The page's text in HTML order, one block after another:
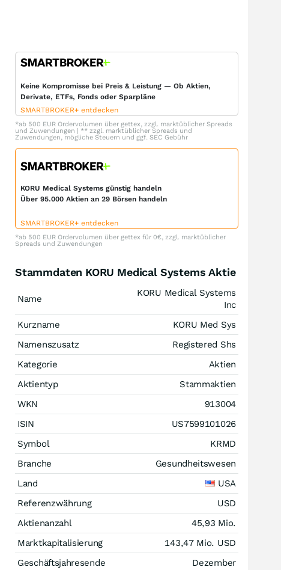
Keine Kompromisse bei Preis & Leistung — Ob Aktien,
Derivate, ETFs, Fonds oder Sparpläne
SMARTBROKER+ entdecken
*ab 500 EUR Ordervolumen über gettex, zzgl. marktüblicher Spreads
und Zuwendungen | ** zzgl. marktüblicher Spreads und
Zuwendungen, mögliche Steuern und ggf. SEC Gebühr
KORU Medical Systems günstig handeln
Über 95.000 Aktien an 29 Börsen handeln
SMARTBROKER+ entdecken
*ab 500 EUR Ordervolumen über gettex für 0€, zzgl. marktüblicher
Spreads und Zuwendungen
Stammdaten KORU Medical Systems Aktie
Name
KORU Medical Systems
Inc
Kurzname
KORU Med Sys
Namenszusatz
Registered Shs
Kategorie
Aktien
Aktientyp
Stammaktien
WKN
913004
ISIN
US7599101026
Symbol
KRMD
Branche
Gesundheitswesen
Land
USA
Referenzwährung
USD
Aktienanzahl
45,93 Mio.
Marktkapitalisierung
143,47 Mio. USD
Geschäftsjahresende
Dezember